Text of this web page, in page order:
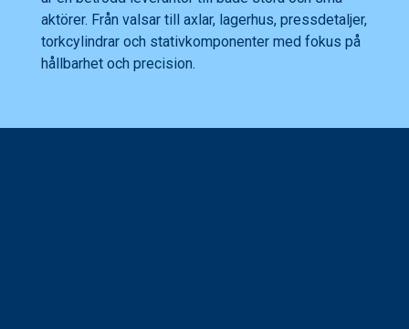
aktörer. Från valsar till axlar, lagerhus, pressdetaljer,
torkcylindrar och stativkomponenter med fokus på
hållbarhet och precision.